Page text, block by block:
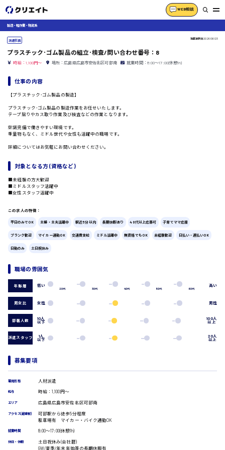
WEB相談
製造・軽作業・物流系
組立、加工
検品・包装・箱詰め
軽作業
介護・医療系
医師
介護職
看護助手
オフィスワーク系
一般事務
総務事務
受付事務
広島市南区
広島市西区
時給1300円～
時給1400円～
製造・軽作業・物流系
派遣社員 掲載更新日2026/06/23
プラスチック･ゴム製品の組立･検査/問い合わせ番号：8
時給：1,100円～ 場所：広島県広島市安佐北区可部南 就業時間：8:00〜17:00(休憩1h)
仕事の内容
【プラスチック･ゴム製品の製造】
プラスチック･ゴム製品の製造作業をお任せいたします。
テープ貼りやカス取り作業及び検査などの作業となります。
空調完備で働きやすい環境です。
重量物もなく、ミドル世代や女性も活躍中の職場です。
詳細についてはお気軽にお問い合わせください。
対象となる方 (資格など)
■未経験の方大歓迎
■ミドルスタッフ活躍中
■女性スタッフ活躍中
この求人の特徴：
平日のみでOK 主婦・主夫活躍中 駅近5分以内 長期休暇あり 40代以上応募可 子育てママ応援
ブランク歓迎 マイカー通勤OK 交通費支給 ミドル活躍中 無資格でもOK 未経験歓迎 日払い・週払いOK
日勤のみ 土日祝休み
職場の雰囲気
年齢層 低い
20代 30代 40代 50代 60代
高い
男女比 女性 男性
部署人数 10人
以下
100人
以上
派遣スタッフ 1人
以下
20人
以上
募集要項
雇用形態 人材派遣
給与 時給：1,100円～
エリア 広島県広島市安佐北区可部南
アクセス(最寄駅)
可部駅から徒歩5分程度
駐車場有 マイカー・バイク通勤OK
就業時間 8:00〜17:00(休憩1h)
休日・休暇
土日祝休み(会社暦)
GW/夏季/年末年始等の長期休暇有